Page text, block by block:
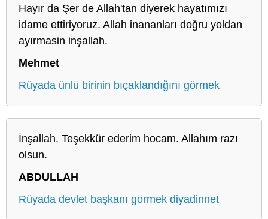
Hayır da Şer de Allah'tan diyerek hayatımızı
idame ettiriyoruz. Allah inananları doğru yoldan
ayırmasin inşallah.
Mehmet
Rüyada ünlü birinin bıçaklandığını görmek
İnşallah. Teşekkür ederim hocam. Allahım razı
olsun.
ABDULLAH
Rüyada devlet başkanı görmek diyadinnet